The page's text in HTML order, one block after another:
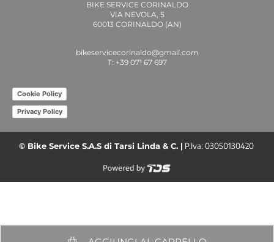
BIKE SERVICE CORINALDO
VIA NEVOLA, 5
60013 CORINALDO (AN)
bikeservicecorinaldo@gmail.com
T: +39 071 67 697
Cookie Policy
Privacy Policy
© Bike Service S.A.S di Tarsi Linda & C. | P.Iva: 03050130420